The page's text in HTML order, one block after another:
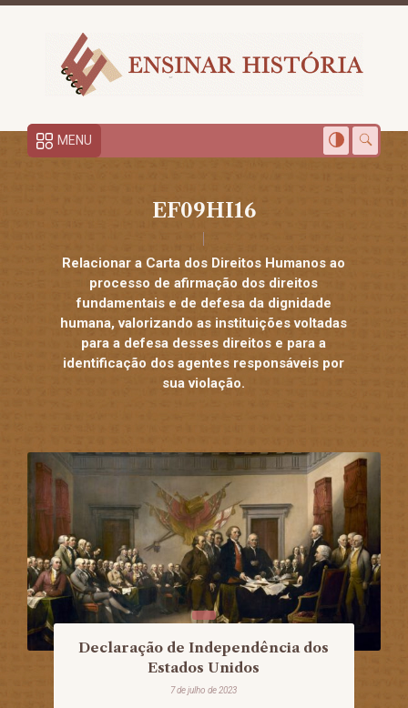
MENU
EF09HI16
Relacionar a Carta dos Direitos Humanos ao
processo de afirmação dos direitos
fundamentais e de defesa da dignidade
humana, valorizando as instituições voltadas
para a defesa desses direitos e para a
identificação dos agentes responsáveis por
sua violação.
Declaração de Independência dos
Estados Unidos
7 de julho de 2023